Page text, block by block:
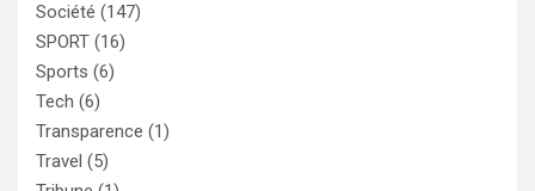
Société (147)
SPORT (16)
Sports (6)
Tech (6)
Transparence (1)
Travel (5)